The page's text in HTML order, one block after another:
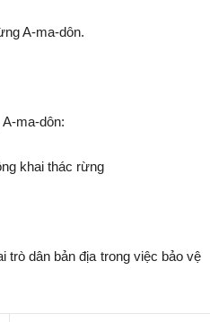
A-ma-dôn.
ma-dôn:
khai thác rừng
trò dân bản địa trong việc bảo vệ